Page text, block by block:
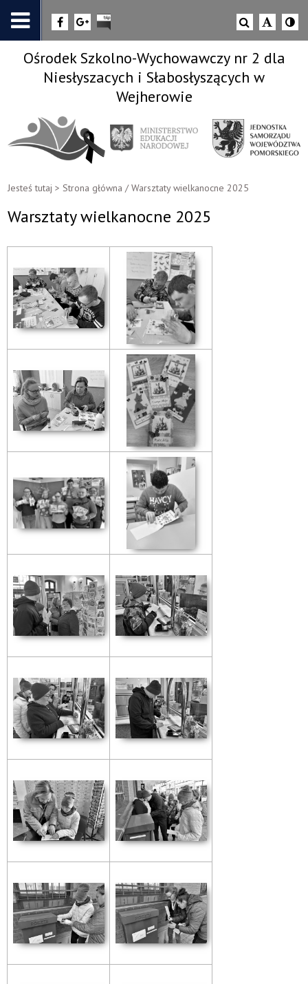
Ośrodek Szkolno-Wychowawczy nr 2 dla
Niesłyszacych i Słabosłyszących w
Wejherowie
Jesteś tutaj >Strona główna /Warsztaty wielkanocne 2025
Warsztaty wielkanocne 2025